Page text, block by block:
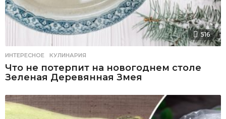
516
ИНТЕРЕСНОЕ ,КУЛИНАРИЯ
Что не потерпит на новогоднем столе
Зеленая Деревянная Змея